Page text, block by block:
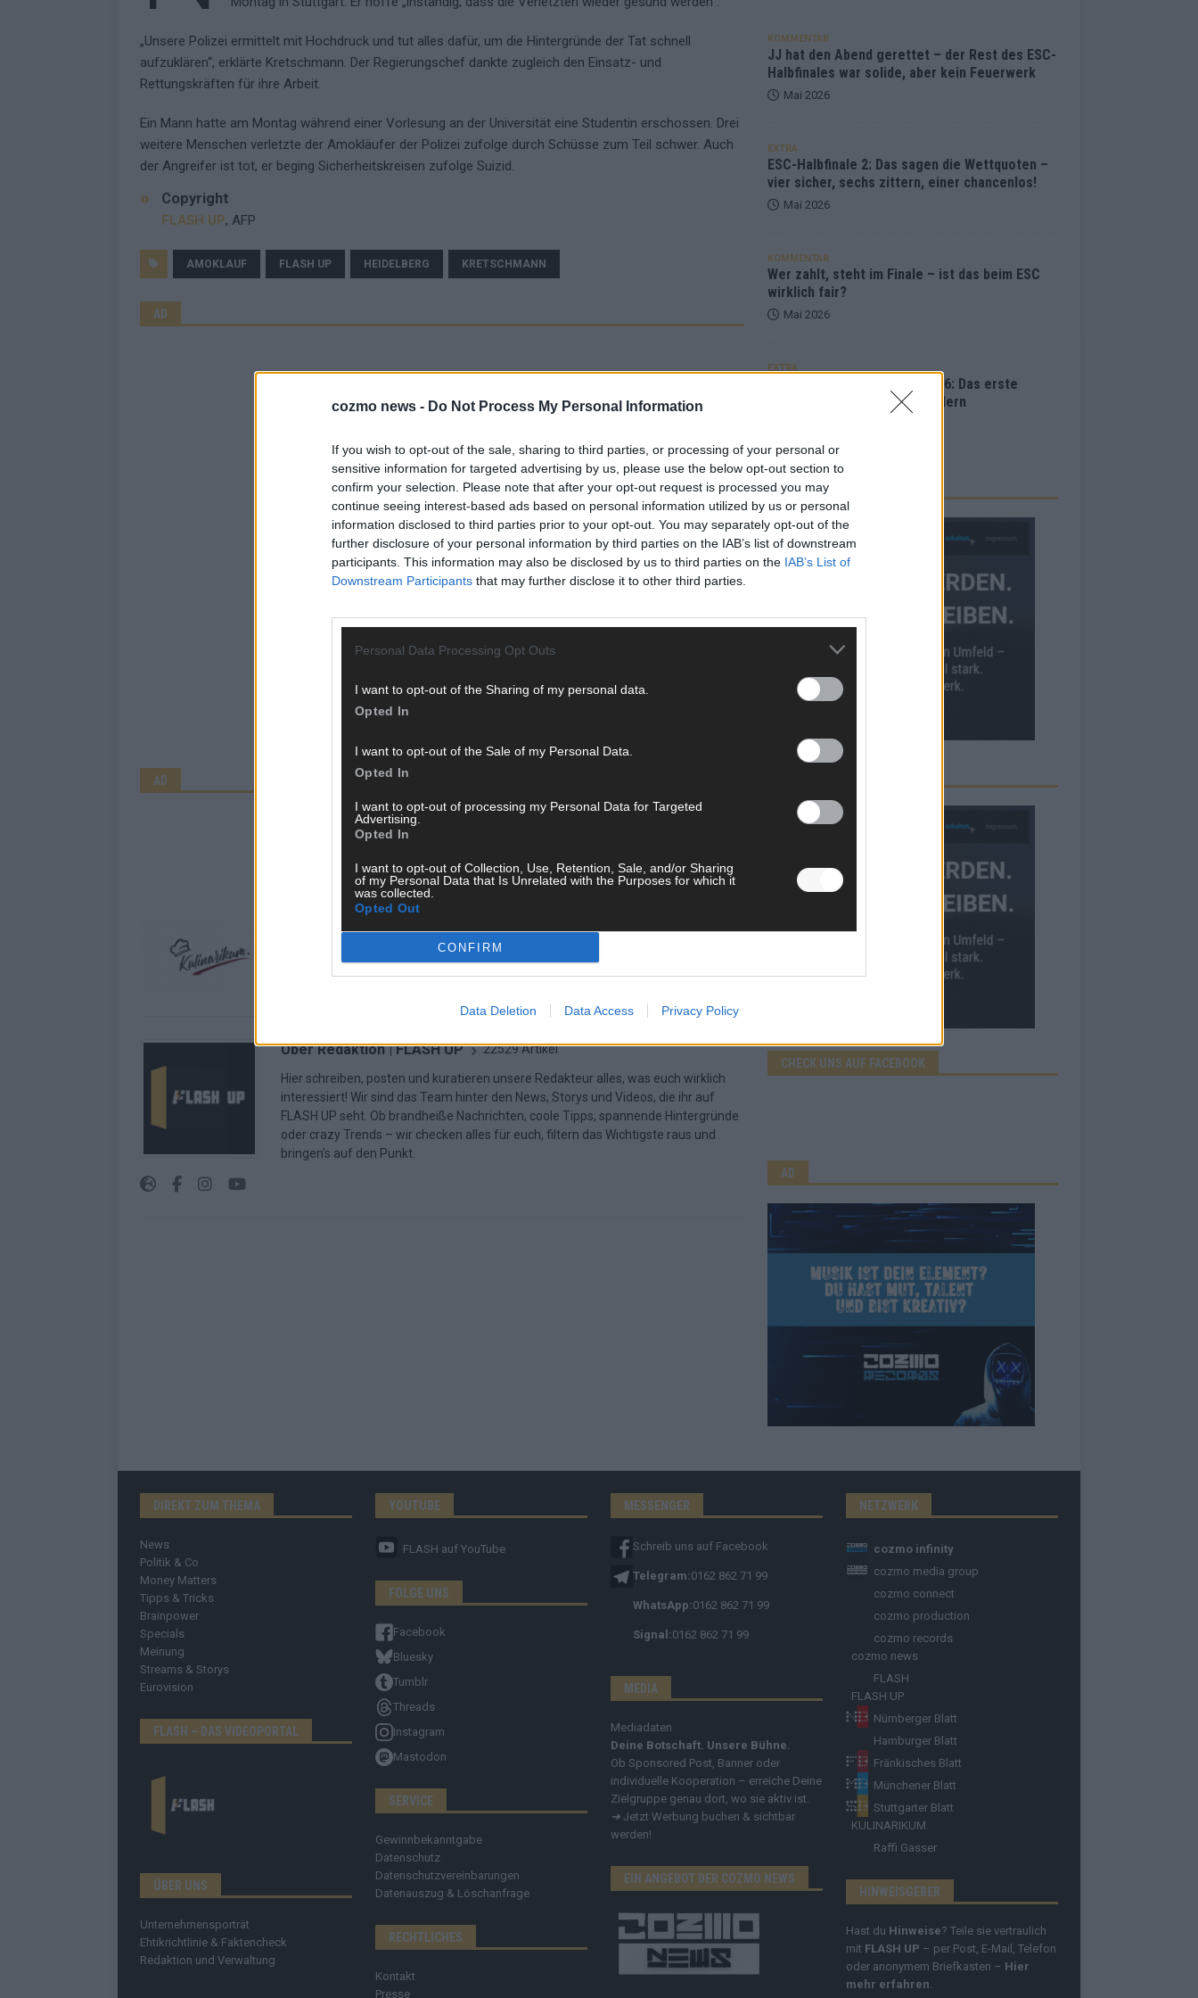
cozmo news - Do Not Process My Personal Information
If you wish to opt-out of the sale, sharing to third parties, or processing of your personal or
sensitive information for targeted advertising by us, please use the below opt-out section to
confirm your selection. Please note that after your opt-out request is processed you may
continue seeing interest-based ads based on personal information utilized by us or personal
information disclosed to third parties prior to your opt-out. You may separately opt-out of the
further disclosure of your personal information by third parties on the IAB’s list of downstream
participants. This information may also be disclosed by us to third parties on the IAB’s List of
Downstream Participants that may further disclose it to other third parties.
Personal Data Processing Opt Outs
I want to opt-out of the Sharing of my personal data.
Opted In
I want to opt-out of the Sale of my Personal Data.
Opted In
I want to opt-out of processing my Personal Data for Targeted
Advertising.
Opted In
I want to opt-out of Collection, Use, Retention, Sale, and/or Sharing
of my Personal Data that Is Unrelated with the Purposes for which it
was collected.
Opted Out
CONFIRM
Data Deletion Data Access Privacy Policy
„Unsere Polizei ermittelt mit Hochdruck und tut alles dafür, um die Hintergründe der Tat schnell
aufzuklären“, erklärte Kretschmann. Der Regierungschef dankte zugleich den Einsatz- und
Rettungskräften für ihre Arbeit.
Ein Mann hatte am Montag während einer Vorlesung an der Universität eine Studentin erschossen. Drei
weitere Menschen verletzte der Amokläufer der Polizei zufolge durch Schüsse zum Teil schwer. Auch
der Angreifer ist tot, er beging Sicherheitskreisen zufolge Suizid.
Copyright
FLASH UP, AFP
AMOKLAUF FLASH UP HEIDELBERG KRETSCHMANN
AD
AD
Über Redaktion | FLASH UP 22529 Artikel
Hier schreiben, posten und kuratieren unsere Redakteur alles, was euch wirklich
interessiert! Wir sind das Team hinter den News, Storys und Videos, die ihr auf
FLASH UP seht. Ob brandheiße Nachrichten, coole Tipps, spannende Hintergründe
oder crazy Trends – wir checken alles für euch, filtern das Wichtigste raus und
bringen’s auf den Punkt.
KOMMENTAR
JJ hat den Abend gerettet – der Rest des ESC-
Halbfinales war solide, aber kein Feuerwerk
Mai 2026
EXTRA
ESC-Halbfinale 2: Das sagen die Wettquoten –
vier sicher, sechs zittern, einer chancenlos!
Mai 2026
KOMMENTAR
Wer zahlt, steht im Finale – ist das beim ESC
wirklich fair?
Mai 2026
EXTRA
Eurovision Song Contest 2026: Das erste
Halbfinale – der Abend in Bildern
AD
CHECK UNS AUF FACEBOOK
AD
DIREKT ZUM THEMA
News
Politik & Co
Money Matters
Tipps & Tricks
Brainpower
Specials
Meinung
Streams & Storys
Eurovision
FLASH – DAS VIDEOPORTAL
ÜBER UNS
Unternehmensporträt
Ehtikrichtlinie & Faktencheck
Redaktion und Verwaltung
YOUTUBE
FLASH auf YouTube
FOLGE UNS
Facebook
Bluesky
Tumblr
Threads
Instagram
Mastodon
SERVICE
Gewinnbekanntgabe
Datenschutz
Datenschutzvereinbarungen
Datenauszug & Löschanfrage
RECHTLICHES
Kontakt
Presse
MESSENGER
Schreib uns auf Facebook
Telegram:0162 862 71 99
WhatsApp:0162 862 71 99
Signal:0162 862 71 99
MEDIA
Mediadaten
Deine Botschaft. Unsere Bühne.
Ob Sponsored Post, Banner oder
individuelle Kooperation – erreiche Deine
Zielgruppe genau dort, wo sie aktiv ist.
➔ Jetzt Werbung buchen & sichtbar
werden!
EIN ANGEBOT DER COZMO NEWS
NETZWERK
cozmo infinity
cozmo media group
cozmo connect
cozmo production
cozmo records
cozmo news
FLASH
FLASH UP
Nürnberger Blatt
Hamburger Blatt
Fränkisches Blatt
Münchener Blatt
Stuttgarter Blatt
KULINARIKUM.
Raffi Gasser
HINWEISGEBER
Hast du Hinweise? Teile sie vertraulich
mit FLASH UP – per Post, E-Mail, Telefon
oder anonymem Briefkasten – Hier
mehr erfahren